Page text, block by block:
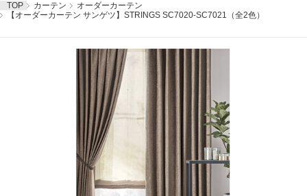
TOP カーテン
オーダーカーテン
【オーダーカーテン サンゲツ】STRINGS SC7020-SC7021（全2色）